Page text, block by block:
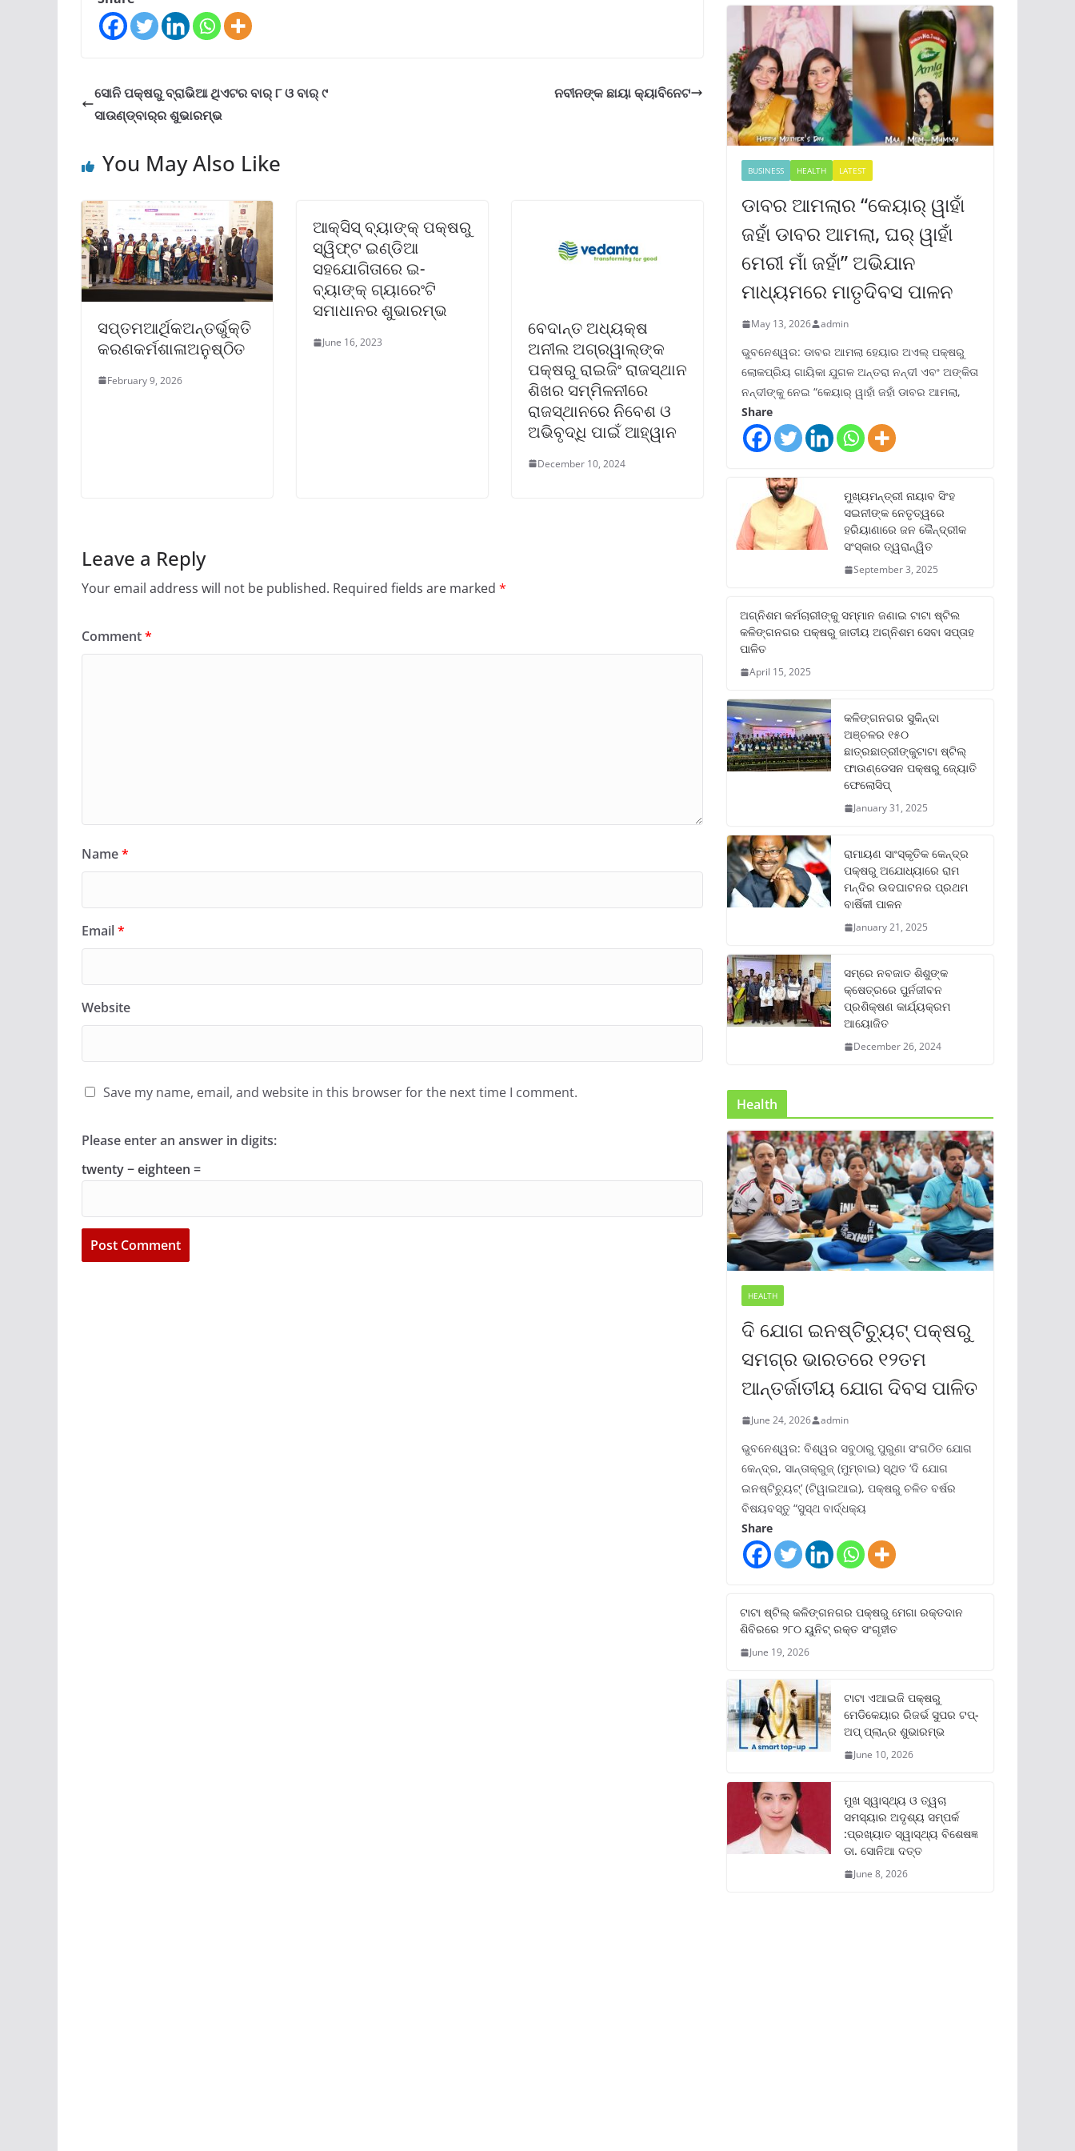
ସୋନି ପକ୍ଷରୁ ବ୍ରାଭିଆ ଥିଏଟର ବାର୍ ୮ ଓ ବାର୍ ୯
ସାଉଣ୍ଡ୍‌ବାର୍‌ର ଶୁଭାରମ୍ଭ
ନବୀନଙ୍କ ଛାୟା କ୍ୟାବିନେଟ
You May Also Like
ସପ୍ତମଆର୍ଥିକଅନ୍ତର୍ଭୁକ୍ତି
କରଣକର୍ମଶାଳାଅନୁଷ୍ଠିତ
February 9, 2026
ଆକ୍ସିସ୍ ବ୍ୟାଙ୍କ୍ ପକ୍ଷରୁ
ସ୍ୱିଫ୍ଟ ଇଣ୍ଡିଆ
ସହଯୋଗିତାରେ ଇ-
ବ୍ୟାଙ୍କ୍ ଗ୍ୟାରେଂଟି
ସମାଧାନର ଶୁଭାରମ୍ଭ
June 16, 2023
ବେଦାନ୍ତ ଅଧ୍ୟକ୍ଷ
ଅନୀଲ ଅଗ୍ରୱାଲ୍‌ଙ୍କ
ପକ୍ଷରୁ ରାଇଜିଂ ରାଜସ୍ଥାନ
ଶିଖର ସମ୍ମିଳନୀରେ
ରାଜସ୍ଥାନରେ ନିବେଶ ଓ
ଅଭିବୃଦ୍ଧି ପାଇଁ ଆହ୍ୱାନ
December 10, 2024
Leave a Reply
Your email address will not be published. Required fields are marked *
Comment*
Name*
Email*
Website
Save my name, email, and website in this browser for the next time I comment.
Please enter an answer in digits:
twenty − eighteen =
BUSINESS HEALTH LATEST
ଡାବର ଆମଲାର “କେୟାର୍ ୱାହାଁ
ଜହାଁ ଡାବର ଆମଲା, ଘର୍ ୱାହାଁ
ମେରୀ ମାଁ ଜହାଁ” ଅଭିଯାନ
ମାଧ୍ୟମରେ ମାତୃଦିବସ ପାଳନ
May 13, 2026 admin
ଭୁବନେଶ୍ୱର: ଡାବର ଆମଲା ହେୟାର ଅଏଲ୍ ପକ୍ଷରୁ
ଲୋକପ୍ରିୟ ଗାୟିକା ଯୁଗଳ ଅନ୍ତରା ନନ୍ଦୀ ଏବଂ ଅଙ୍କିତା
ନନ୍ଦୀଙ୍କୁ ନେଇ “କେୟାର୍ ୱାହାଁ ଜହାଁ ଡାବର ଆମଲା,
Share
ମୁଖ୍ୟମନ୍ତ୍ରୀ ନାୟାବ ସିଂହ
ସଇନୀଙ୍କ ନେତୃତ୍ୱରେ
ହରିୟାଣାରେ ଜନ କୈନ୍ଦ୍ରୀକ
ସଂସ୍କାର ତ୍ୱରାନ୍ୱିତ
September 3, 2025
ଅଗ୍ନିଶମ କର୍ମଚାରୀଙ୍କୁ ସମ୍ମାନ ଜଣାଇ ଟାଟା ଷ୍ଟିଲ
କଳିଙ୍ଗନଗର ପକ୍ଷରୁ ଜାତୀୟ ଅଗ୍ନିଶମ ସେବା ସପ୍ତାହ
ପାଳିତ
April 15, 2025
କଳିଙ୍ଗନଗର ସୁକିନ୍ଦା
ଅଞ୍ଚଳର ୧୫୦
ଛାତ୍ରଛାତ୍ରୀଙ୍କୁଟାଟା ଷ୍ଟିଲ୍
ଫାଉଣ୍ଡେସନ ପକ୍ଷରୁ ଜ୍ୟୋତି
ଫେଲୋସିପ୍‌
January 31, 2025
ରାମାୟଣ ସାଂସ୍କୃତିକ କେନ୍ଦ୍ର
ପକ୍ଷରୁ ଅଯୋଧ୍ୟାରେ ରାମ
ମନ୍ଦିର ଉଦଘାଟନର ପ୍ରଥମ
ବାର୍ଷିକୀ ପାଳନ
January 21, 2025
ସମ୍‌ରେ ନବଜାତ ଶିଶୁଙ୍କ
କ୍ଷେତ୍ରରେ ପୁର୍ନଜୀବନ
ପ୍ରଶିକ୍ଷଣ କାର୍ଯ୍ୟକ୍ରମ
ଆୟୋଜିତ
December 26, 2024
Health
HEALTH
ଦି ଯୋଗ ଇନଷ୍ଟିଚ୍ୟୁଟ୍ ପକ୍ଷରୁ
ସମଗ୍ର ଭାରତରେ ୧୨ତମ
ଆନ୍ତର୍ଜାତୀୟ ଯୋଗ ଦିବସ ପାଳିତ
June 24, 2026 admin
ଭୁବନେଶ୍ୱର: ବିଶ୍ୱର ସବୁଠାରୁ ପୁରୁଣା ସଂଗଠିତ ଯୋଗ
କେନ୍ଦ୍ର, ସାନ୍ତାକ୍ରୁଜ୍ (ମୁମ୍ବାଇ) ସ୍ଥିତ ‘ଦି ଯୋଗ
ଇନଷ୍ଟିଚ୍ୟୁଟ୍‌’ (ଟିୱାଇଆଇ), ପକ୍ଷରୁ ଚଳିତ ବର୍ଷର
ବିଷୟବସ୍ତୁ “ସୁସ୍ଥ ବାର୍ଦ୍ଧକ୍ୟ
Share
ଟାଟା ଷ୍ଟିଲ୍‌ କଳିଙ୍ଗନଗର ପକ୍ଷରୁ ମେଗା ରକ୍ତଦାନ
ଶିବିରରେ ୨୮୦ ୟୁନିଟ୍‌ ରକ୍ତ ସଂଗୃହୀତ
June 19, 2026
ଟାଟା ଏଆଇଜି ପକ୍ଷରୁ
ମେଡିକେୟାର ରିଜର୍ଭ ସୁପର ଟପ୍‌-
ଅପ୍ ପ୍ଲାନ୍‌ର ଶୁଭାରମ୍ଭ
June 10, 2026
ମୁଖ ସ୍ୱାସ୍ଥ୍ୟ ଓ ତ୍ୱଚା
ସମସ୍ୟାର ଅଦୃଶ୍ୟ ସମ୍ପର୍କ
:ପ୍ରଖ୍ୟାତ ସ୍ୱାସ୍ଥ୍ୟ ବିଶେଷଜ୍ଞ
ଡା. ସୋନିଆ ଦତ୍ତ
June 8, 2026